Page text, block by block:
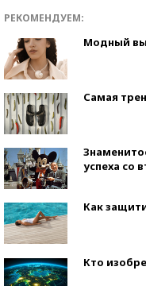
РЕКОМЕНДУЕМ:
Модный
Самая
успеха со
Как
Кто